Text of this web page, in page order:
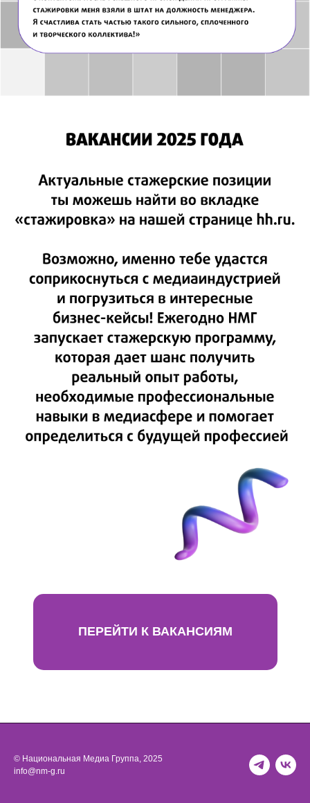
ПЕРЕЙТИ К ВАКАНСИЯМ
© Национальная Медиа Группа, 2025
info@nm-g.ru